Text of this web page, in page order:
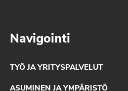
Navigointi
TYÖ JA YRITYSPALVELUT
ASUMINEN JA YMPÄRISTÖ